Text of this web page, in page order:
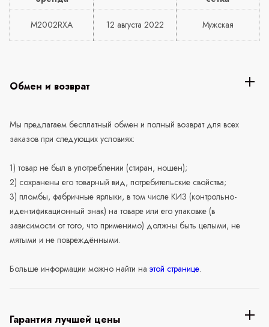
M2002RXA 12 августа 2022 Мужская
Обмен и возврат
Мы предлагаем бесплатный обмен и полный возврат для всех
заказов при следующих условиях:
1) товар не был в употреблении (стиран, ношен);
2) сохранены его товарный вид, потребительские свойства;
3) пломбы, фабричные ярлыки, в том числе КИЗ (контрольно-
идентификационный знак) на товаре или его упаковке (в
зависимости от того, что применимо) должны быть целыми, не
мятыми и не повреждёнными.
Больше информации можно найти на этой странице.
Гарантия лучшей цены